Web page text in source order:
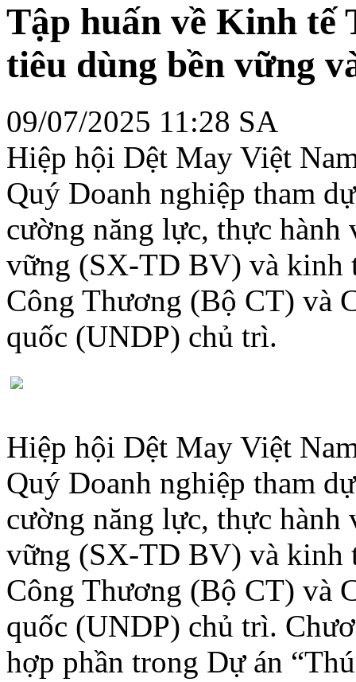
Tập huấn về Kinh tế
tiêu dùng bền vững
09/07/2025 11:28 SA
Hiệp hội Dệt May Việt
Quý Doanh nghiệp tham
cường năng lực, thực hành
vững (SX-TD BV) và kinh
Công Thương (Bộ CT) và
quốc (UNDP) chủ trì.
Hiệp hội Dệt May Việt
Quý Doanh nghiệp tham
cường năng lực, thực hành
vững (SX-TD BV) và kinh
Công Thương (Bộ CT) và
quốc (UNDP) chủ trì.
hợp phần trong Dự án